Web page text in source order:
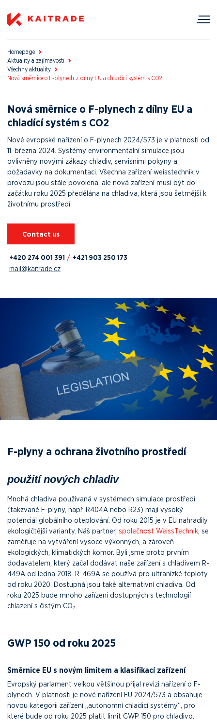
Homepage
Aktuality a zajímavosti
Všechny aktuality
Nová směrnice o F-plynech z dílny EU a chladící systém s CO2
Nová směrnice o F-plynech z dílny EU a
chladící systém s CO2
Nové evropské nařízení o F-plynech 2024/573 je v platnosti od
11. března 2024. Systémy environmentální simulace jsou
ovlivněny novými zákazy chladiv, servisními pokyny a
požadavky na dokumentaci. Všechna zařízení weisstechnik v
provozu jsou stále povolena, ale nová zařízení musí být do
začátku roku 2025 předělána na chladiva, která jsou šetrnější k
životnímu prostředí.
Contact us
+420 274 001 391 +421 903 250 173
mail@kaitrade.cz
F-plyny a ochrana životního prostředí
použití nových chladiv
Mnohá chladiva používaná v systémech simulace prostředí
(takzvané F-plyny, např. R404A nebo R23) mají vysoký
potenciál globálního oteplování. Od roku 2015 je v EU nahradily
ekologičtější varianty. Náš partner, společnost WeissTechnik , se
zaměřuje na vytváření vysoce výkonných, a zároveň
ekologických, klimatických komor. Byli jsme proto prvním
dodavatelem, který začal dodávat naše zařízení s chladivem R-
449A od ledna 2018. R-469A se používá pro ultranízké teploty
od roku 2020. Dostupná jsou také alternativní chladiva. Od
roku 2025 bude mnoho zařízení dostupných s technologií
chlazení s čistým CO₂.
GWP 150 od roku 2025
Směrnice EU s novým limitem a klasifikací zařízení
Evropský parlament velkou většinou přijal revizi nařízení o F-
plynech. V platnosti je nové nařízení EU 2024/573 a obsahuje
novou kategorii zařízení „autonomní chladicí systémy“, pro
které bude od roku 2025 platit limit GWP 150 pro chladivo.